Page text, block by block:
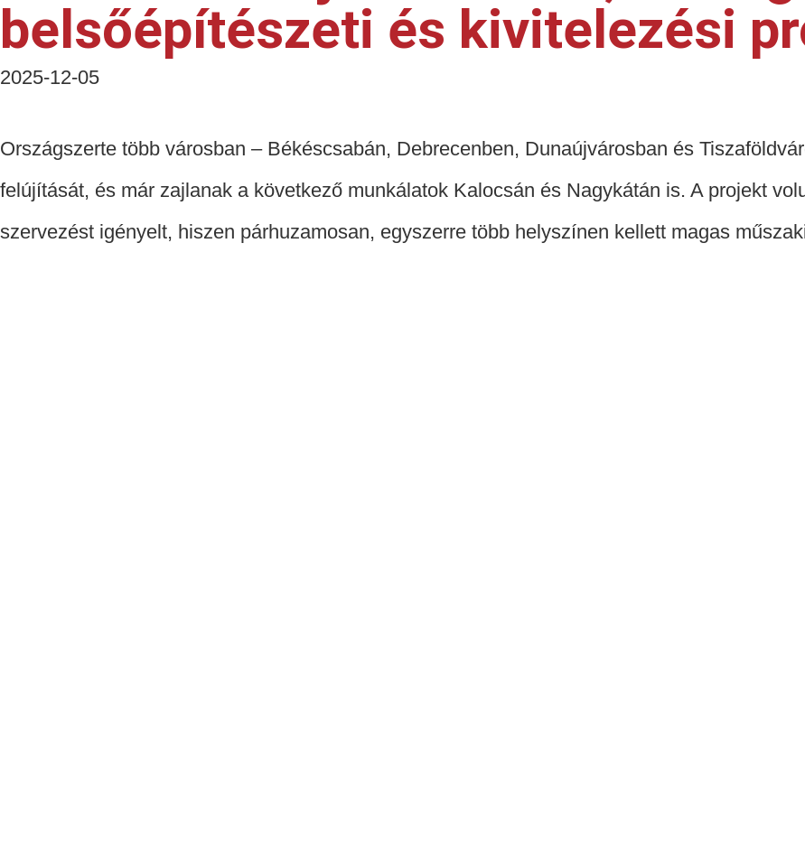
belsőépítészeti és kivitelezési
2025-12-05
Országszerte több városban – Békéscsabán, Debrecenben, Dunaújvárosban és
felújítását, és már zajlanak a következő munkálatok Kalocsán és Nagykátán is. A projekt
szervezést igényelt, hiszen párhuzamosan, egyszerre több helyszínen kellett magas